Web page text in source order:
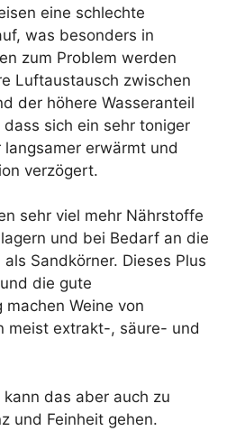
eine schlechte
was besonders in
zum Problem werden
Luftaustausch zwischen
der höhere Wasseranteil
sich ein sehr toniger
langsamer erwärmt und
verzögert.
sehr viel mehr Nährstoffe
und bei Bedarf an die
Sandkörner. Dieses Plus
die gute
machen Weine von
meist extrakt-, säure- und
kann das aber auch zu
und Feinheit gehen.